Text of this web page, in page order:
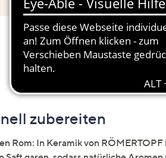
zubereiten
Rom: In Keramik von RÖMERTOPF